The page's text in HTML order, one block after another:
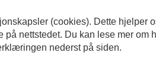
(cookies). Dette hjelper
på nettstedet. Du kan lese mer om
nederst på siden.